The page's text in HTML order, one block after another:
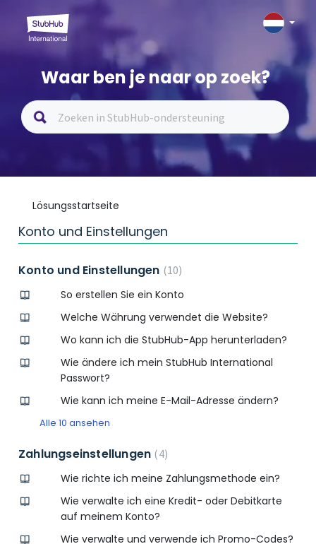
Waar ben je naar op zoek?
Lösungsstartseite
Konto und Einstellungen
Konto und Einstellungen 10
So erstellen Sie ein Konto
Welche Währung verwendet die Website?
Wo kann ich die StubHub-App herunterladen?
Wie ändere ich mein StubHub International
Passwort?
Wie kann ich meine E-Mail-Adresse ändern?
Alle 10 ansehen
Zahlungseinstellungen 4
Wie richte ich meine Zahlungsmethode ein?
Wie verwalte ich eine Kredit- oder Debitkarte
auf meinem Konto?
Wie verwalte und verwende ich Promo-Codes?